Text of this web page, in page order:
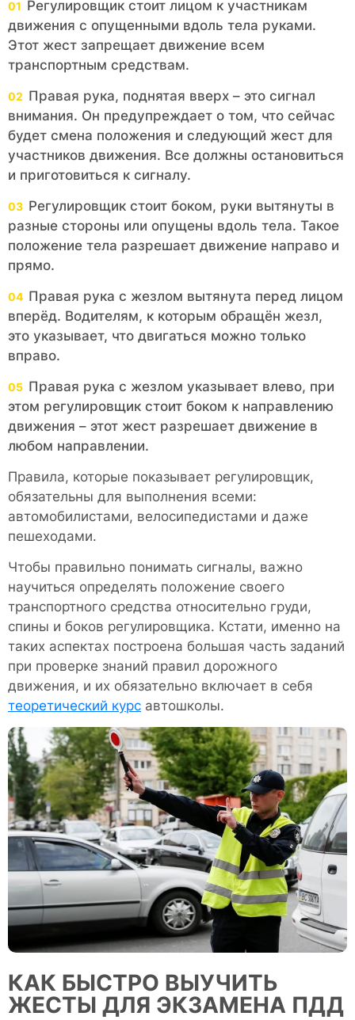
Регулировщик стоит лицом к участникам
движения с опущенными вдоль тела руками.
Этот жест запрещает движение всем
транспортным средствам.
Правая рука, поднятая вверх – это сигнал
внимания. Он предупреждает о том, что сейчас
будет смена положения и следующий жест для
участников движения. Все должны остановиться
и приготовиться к сигналу.
Регулировщик стоит боком, руки вытянуты в
разные стороны или опущены вдоль тела. Такое
положение тела разрешает движение направо и
прямо.
Правая рука с жезлом вытянута перед лицом
вперёд. Водителям, к которым обращён жезл,
это указывает, что двигаться можно только
вправо.
Правая рука с жезлом указывает влево, при
этом регулировщик стоит боком к направлению
движения – этот жест разрешает движение в
любом направлении.
Правила, которые показывает регулировщик,
обязательны для выполнения всеми:
автомобилистами, велосипедистами и даже
пешеходами.
Чтобы правильно понимать сигналы, важно
научиться определять положение своего
транспортного средства относительно груди,
спины и боков регулировщика. Кстати, именно на
таких аспектах построена большая часть заданий
при проверке знаний правил дорожного
движения, и их обязательно включает в себя
теоретический курс автошколы.
КАК БЫСТРО ВЫУЧИТЬ
ЖЕСТЫ ДЛЯ ЭКЗАМЕНА ПДД